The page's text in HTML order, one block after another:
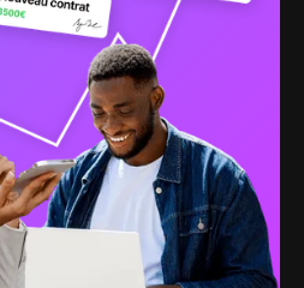
Lexique No-code
Les métiers du
Bibliothèque de
Rejoins nous sur